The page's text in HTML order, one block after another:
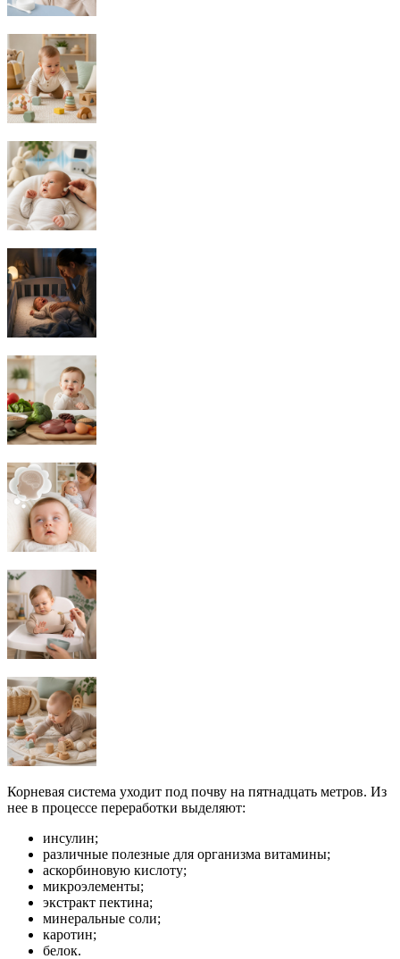
Корневая система уходит под почву на пятнадцать метров. Из
нее в процессе переработки выделяют:
инсулин;
различные полезные для организма витамины;
аскорбиновую кислоту;
микроэлементы;
экстракт пектина;
минеральные соли;
каротин;
белок.